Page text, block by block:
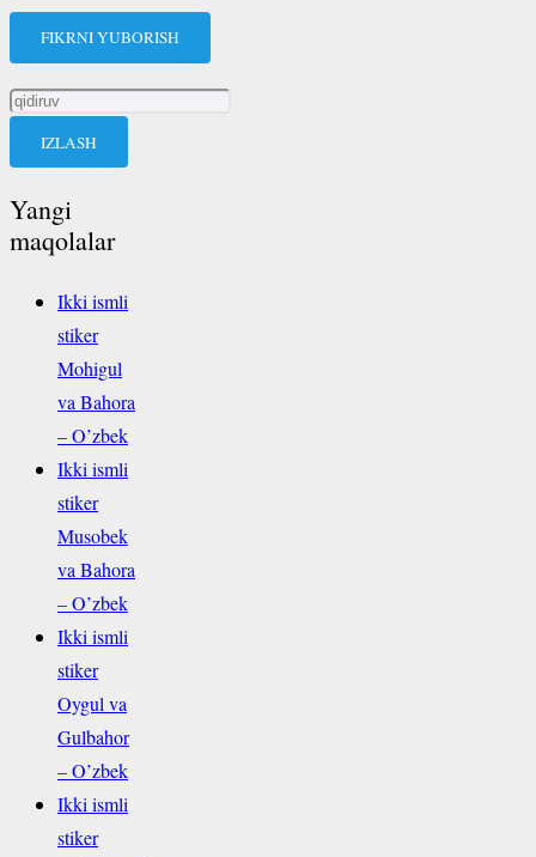
FIKRNI YUBORISH
Qidirshish:
Yangi
maqolalar
Ikki ismli
stiker
Mohigul
va Bahora
– O’zbek
Ikki ismli
stiker
Musobek
va Bahora
– O’zbek
Ikki ismli
stiker
Oygul va
Gulbahor
– O’zbek
Ikki ismli
stiker